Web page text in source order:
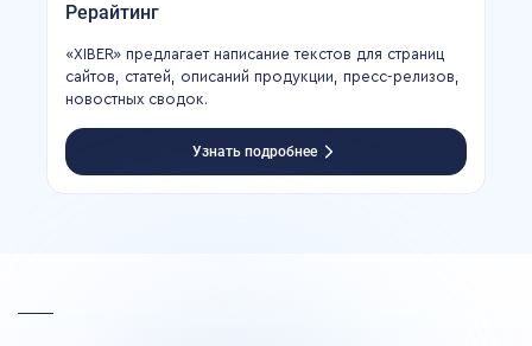
Рерайтинг
«XIBER» предлагает написание текстов для страниц
сайтов, статей, описаний продукции, пресс-релизов,
новостных сводок.
Узнать подробнее